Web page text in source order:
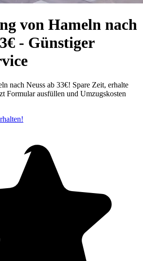
von Hameln nach
- Günstiger
nach Neuss ab 33€! Spare Zeit, erhalte
Formular ausfüllen und Umzugskosten